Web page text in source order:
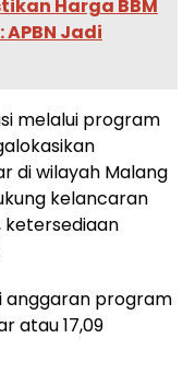
Harga BBM
Jadi
melalui program
di wilayah Malang
kelancaran
ketersediaan
anggaran program
atau 17,09